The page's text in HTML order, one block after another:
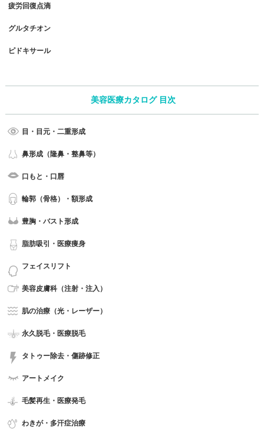
疲労回復点滴
グルタチオン
ピドキサール
美容医療カタログ 目次
目・目元・二重形成
鼻形成（隆鼻・整鼻等）
口もと・口唇
輪郭（骨格）・額形成
豊胸・バスト形成
脂肪吸引・医療痩身
フェイスリフト
美容皮膚科（注射・注入）
肌の治療（光・レーザー）
永久脱毛・医療脱毛
タトゥー除去・傷跡修正
アートメイク
毛髪再生・医療発毛
わきが・多汗症治療